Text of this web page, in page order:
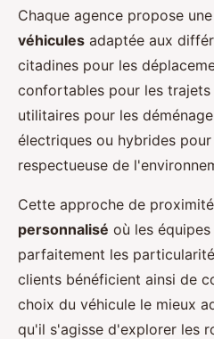
Chaque agence propose une
véhicules adaptée aux
citadines pour les
confortables pour les trajets
utilitaires pour les
électriques ou hybrides
respectueuse de
Cette approche de
personnalisé où les
parfaitement les
clients bénéficient ainsi de
choix du véhicule le mieux
qu'il s'agisse d'explorer les